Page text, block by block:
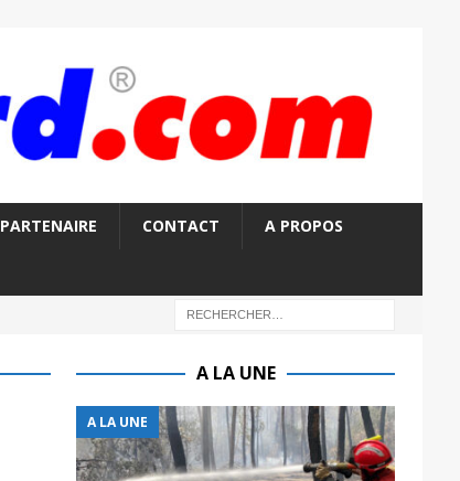
PARTENAIRE CONTACT A PROPOS
A LA UNE
A LA UNE